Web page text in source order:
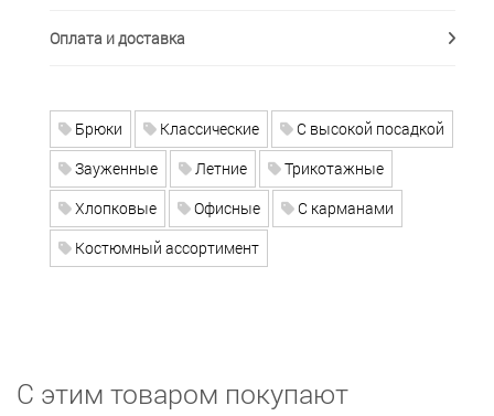
Оплата и доставка
Брюки Классические
C высокой посадкой
Зауженные
Летние
Трикотажные
Хлопковые
Офисные
С карманами
Костюмный ассортимент
С этим товаром покупают